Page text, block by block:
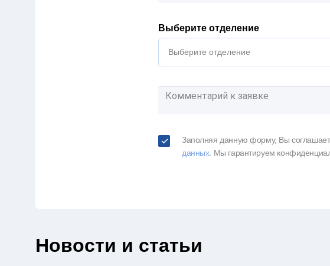
Выберите отделение
Выберите отделение
Заполняя данную форму, Вы
данных. Мы гарантируем
Новости и статьи